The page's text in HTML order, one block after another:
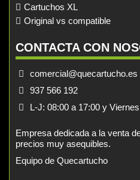
Cartuchos XL
Original vs compatible
CONTACTA CON
comercial@quecartucho.es
937 566 192
L-J: 08:00 a 17:00 y
Empresa dedicada a la venta
precios muy asequibles.
Equipo de Quecartucho